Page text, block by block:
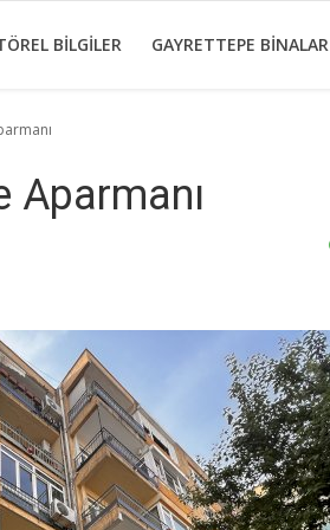
BILGILER GAYRETTEPE BINALAR
Aparmanı